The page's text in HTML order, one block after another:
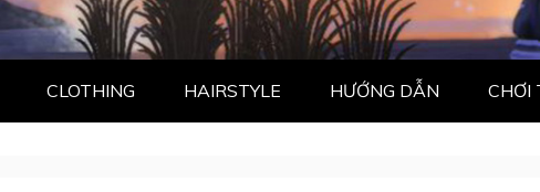
CLOTHING HAIRSTYLE HƯỚNG DẪN CHƠI